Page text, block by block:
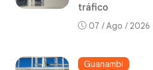
tráfico
07 / Ago / 2026
Guanambi